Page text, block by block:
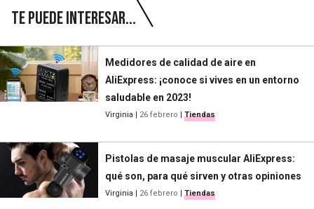
Te puede interesar...
Medidores de calidad de aire en
AliExpress: ¡conoce si vives en un entorno
saludable en 2023!
Virginia | 26 febrero | Tiendas
Pistolas de masaje muscular AliExpress:
qué son, para qué sirven y otras opiniones
Virginia | 26 febrero | Tiendas